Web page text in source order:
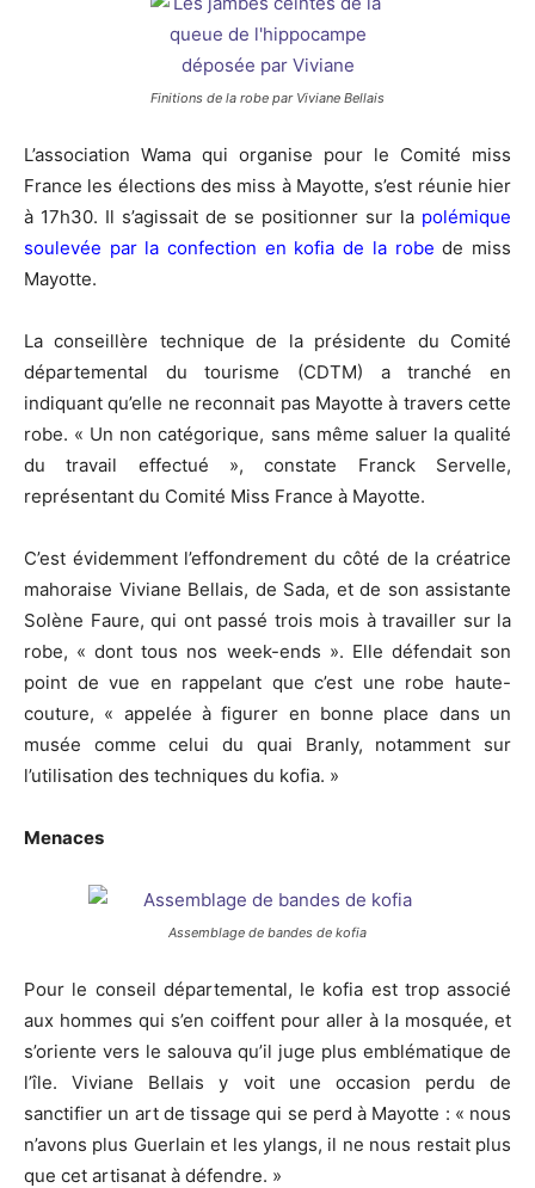
Finitions de la robe par Viviane Bellais
L’association Wama qui organise pour le Comité miss
France les élections des miss à Mayotte, s’est réunie hier
à 17h30. Il s’agissait de se positionner sur la polémique
soulevée par la confection en kofia de la robe de miss
Mayotte.
La conseillère technique de la présidente du Comité
départemental du tourisme (CDTM) a tranché en
indiquant qu’elle ne reconnait pas Mayotte à travers cette
robe. « Un non catégorique, sans même saluer la qualité
du travail effectué », constate Franck Servelle,
représentant du Comité Miss France à Mayotte.
C’est évidemment l’effondrement du côté de la créatrice
mahoraise Viviane Bellais, de Sada, et de son assistante
Solène Faure, qui ont passé trois mois à travailler sur la
robe, « dont tous nos week-ends ». Elle défendait son
point de vue en rappelant que c’est une robe haute-
couture, « appelée à figurer en bonne place dans un
musée comme celui du quai Branly, notamment sur
l’utilisation des techniques du kofia. »
Menaces
Assemblage de bandes de kofia
Pour le conseil départemental, le kofia est trop associé
aux hommes qui s’en coiffent pour aller à la mosquée, et
s’oriente vers le salouva qu’il juge plus emblématique de
l’île. Viviane Bellais y voit une occasion perdu de
sanctifier un art de tissage qui se perd à Mayotte : « nous
n’avons plus Guerlain et les ylangs, il ne nous restait plus
que cet artisanat à défendre. »